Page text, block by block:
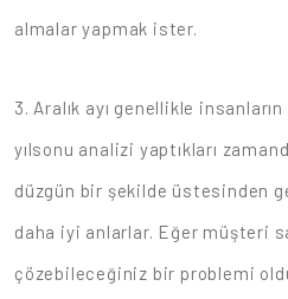
almalar yapmak ister.
3. Aralık ayı genellikle
yılsonu analizi yaptıkları
düzgün bir şekilde üstesinden
daha iyi anlarlar. Eğer müşteri
çözebileceğiniz bir problemi